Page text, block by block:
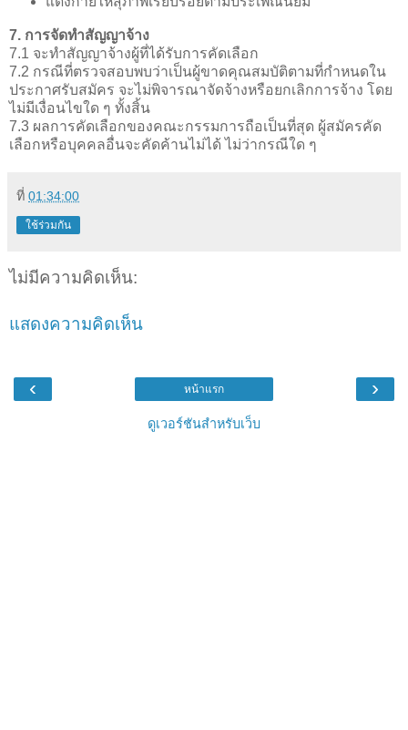
7. การจัดทำสัญญาจ้าง
7.1 จะทำสัญญาจ้างผู้ที่ได้รับการคัดเลือก
7.2 กรณีที่ตรวจสอบพบว่าเป็นผู้ขาดคุณสมบัติตามที่กำหนดใน
ประกาศรับสมัคร จะไม่พิจารณาจัดจ้างหรือยกเลิกการจ้าง โดย
ไม่มีเงื่อนไขใด ๆ ทั้งสิ้น
7.3 ผลการคัดเลือกของคณะกรรมการถือเป็นที่สุด ผู้สมัครคัด
เลือกหรือบุคคลอื่นจะคัดค้านไม่ได้ ไม่ว่ากรณีใด ๆ
ที่ 01:34:00
ใช้ร่วมกัน
ไม่มีความคิดเห็น:
แสดงความคิดเห็น
‹ ›
หน้าแรก
ดูเวอร์ชันสำหรับเว็บ